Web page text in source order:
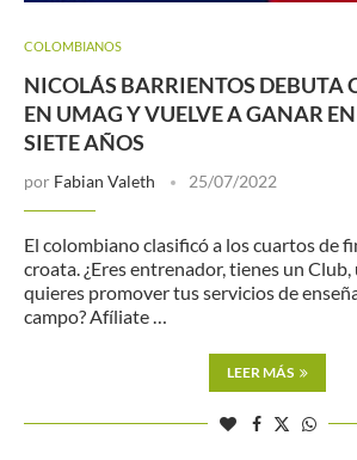
COLOMBIANOS
NICOLÁS BARRIENTOS DEBUTA
EN UMAG Y VUELVE A GANAR
SIETE AÑOS
por Fabian Valeth 25/07/2022
El colombiano clasificó a los cuartos de
croata. ¿Eres entrenador, tienes un
quieres promover tus servicios de
campo? Afíliate …
LEER MÁS